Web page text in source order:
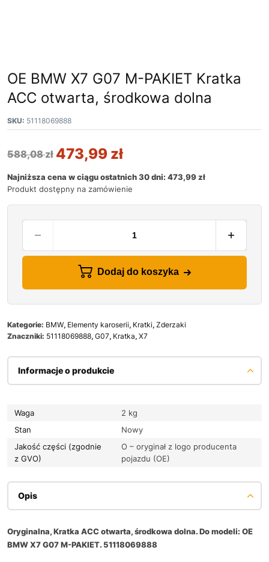
OE BMW X7 G07 M-PAKIET Kratka
ACC otwarta, środkowa dolna
SKU: 51118069888
588,08zł 473,99 zł
Najniższa cena w ciągu ostatnich 30 dni: 473,99zł
Produkt dostępny na zamówienie
Dodaj do koszyka
Kategorie: BMW, Elementy karoserii, Kratki, Zderzaki
Znaczniki: 51118069888, G07, Kratka, X7
Informacje o produkcie
Waga
2 kg
Stan
Nowy
Jakość części (zgodnie
z GVO)
O – oryginał z logo producenta
pojazdu (OE)
Opis
Oryginalna, Kratka ACC otwarta, środkowa dolna. Do modeli: OE
BMW X7 G07 M-PAKIET. 51118069888